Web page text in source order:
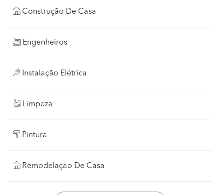
Construção De Casa
Engenheiros
Instalação Elétrica
Limpeza
Pintura
Remodelação De Casa